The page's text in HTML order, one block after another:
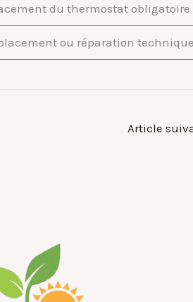
du thermostat obligatoire
ou réparation technique
Article